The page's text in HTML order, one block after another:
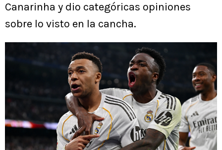
Canarinha y dio categóricas opiniones
sobre lo visto en la cancha.